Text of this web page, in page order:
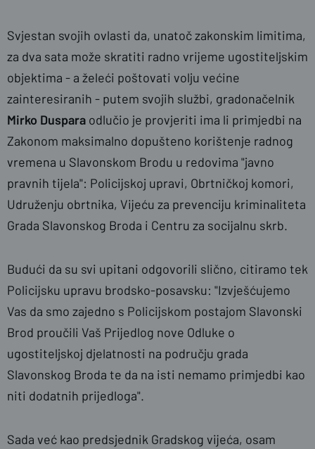
Svjestan svojih ovlasti da, unatoč zakonskim limitima,
za dva sata može skratiti radno vrijeme ugostiteljskim
objektima - a želeći poštovati volju većine
zainteresiranih - putem svojih službi, gradonačelnik
Mirko Duspara odlučio je provjeriti ima li primjedbi na
Zakonom maksimalno dopušteno korištenje radnog
vremena u Slavonskom Brodu u redovima "javno
pravnih tijela": Policijskoj upravi, Obrtničkoj komori,
Udruženju obrtnika, Vijeću za prevenciju kriminaliteta
Grada Slavonskog Broda i Centru za socijalnu skrb.
Budući da su svi upitani odgovorili slično, citiramo tek
Policijsku upravu brodsko-posavsku: "Izvješćujemo
Vas da smo zajedno s Policijskom postajom Slavonski
Brod proučili Vaš Prijedlog nove Odluke o
ugostiteljskoj djelatnosti na području grada
Slavonskog Broda te da na isti nemamo primjedbi kao
niti dodatnih prijedloga".
Sada već kao predsjednik Gradskog vijeća, osam